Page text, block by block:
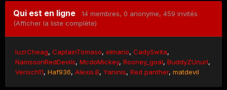
Qui est en ligne 14 membres, 0 anonyme, 459 invités
(Afficher la liste complète)
IuzrCheag CaptainTomaso elmario CadySwita
NamssonRedDevils McdoMickey Rooney_goal BuddyZUnurl
Verisch11 Haf936 Alexis.B Yaninis Red panther matdevil